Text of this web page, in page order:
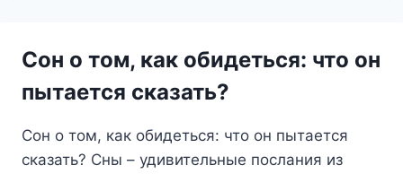
И
Сон о том, как обидеться: что он
пытается сказать?
Сон о том, как обидеться: что он пытается
сказать? Сны – удивительные послания из